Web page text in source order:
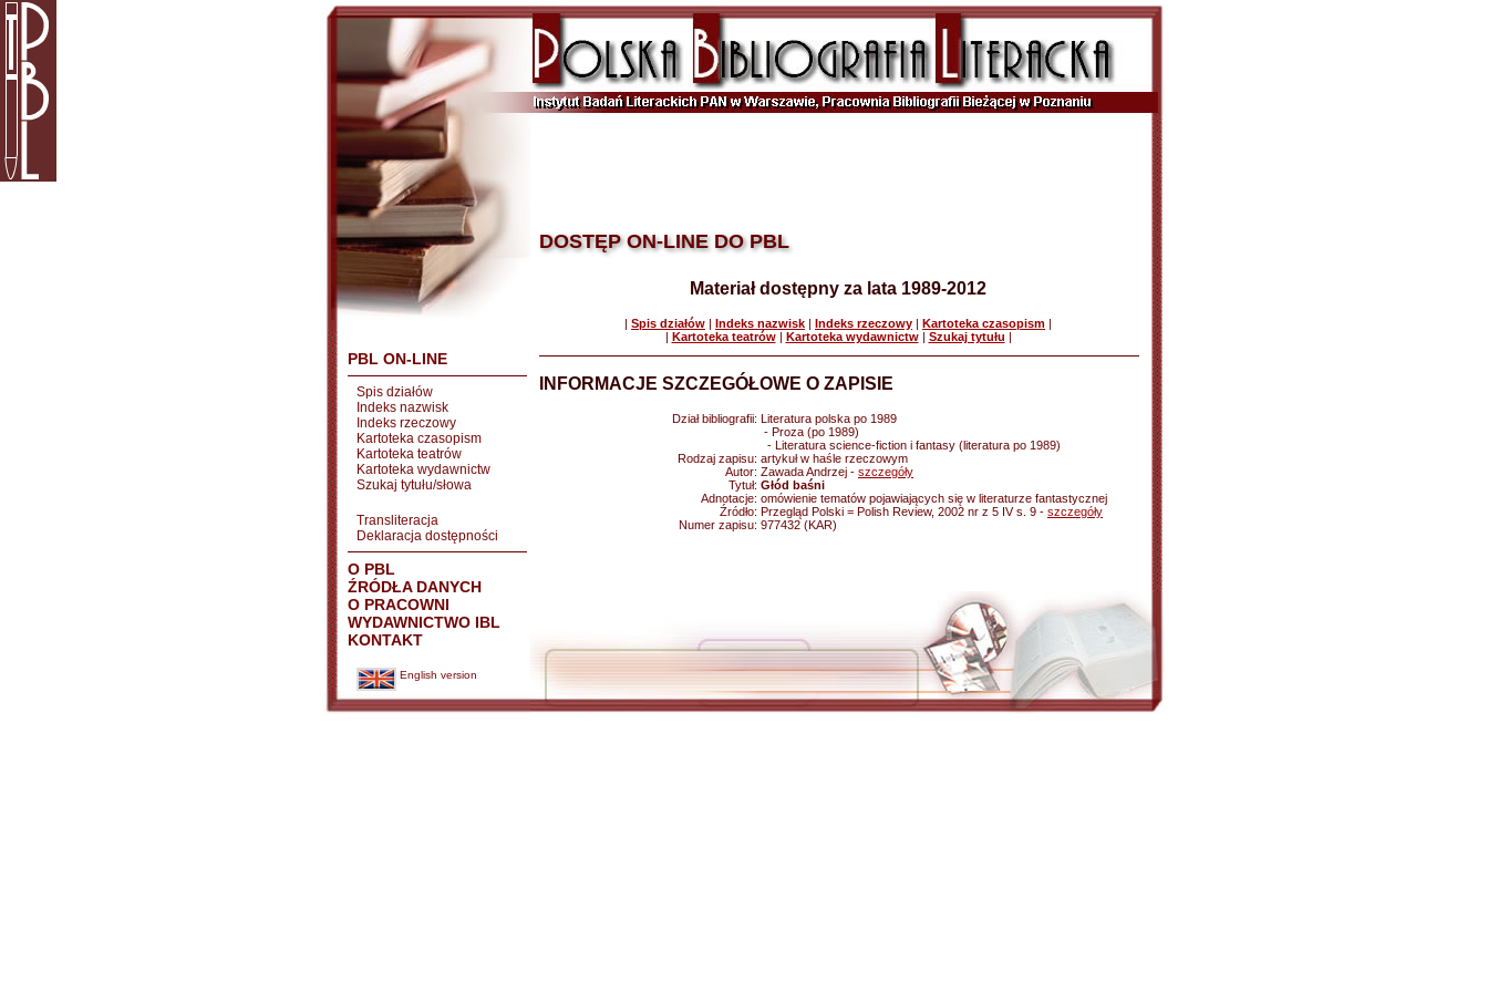
PBL ON-LINE
Spis działów
Indeks nazwisk
Indeks rzeczowy
Kartoteka czasopism
Kartoteka teatrów
Kartoteka wydawnictw
Szukaj tytułu/słowa
Transliteracja
Deklaracja dostępności
O PBL
ŹRÓDŁA DANYCH
O PRACOWNI
WYDAWNICTWO IBL
KONTAKT
English version
DOSTĘP ON-LINE DO PBL
Materiał dostępny za lata 1989-2012
| Spis działów | Indeks nazwisk | Indeks rzeczowy | Kartoteka czasopism |
| Kartoteka teatrów| Kartoteka wydawnictw| Szukaj tytułu |
INFORMACJE SZCZEGÓŁOWE O ZAPISIE
Dział bibliografii: Literatura polska po 1989
- Proza (po 1989)
- Literatura science-fiction i fantasy (literatura po 1989)
Rodzaj zapisu: artykuł w haśle rzeczowym
Autor: Zawada Andrzej - szczegóły
Tytuł: Głód baśni
Adnotacje: omówienie tematów pojawiających się w literaturze fantastycznej
Źródło: Przegląd Polski = Polish Review, 2002 nr z 5 IV s. 9 - szczegóły
Numer zapisu: 977432 (KAR)